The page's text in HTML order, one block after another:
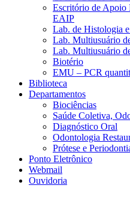
Escritório de Apoio
EAIP
Lab. de Histologia
Lab. Multiusuário
Lab. Multiusuário
Biotério
EMU – PCR
Biblioteca
Departamentos
Biociências
Saúde Coletiva,
Diagnóstico Oral
Odontologia
Prótese e
Ponto Eletrônico
Webmail
Ouvidoria